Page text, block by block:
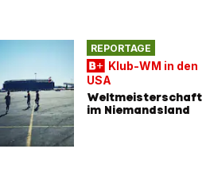
REPORTAGE
Klub-WM in den
USA
Weltmeisterschaft
im Niemandsland